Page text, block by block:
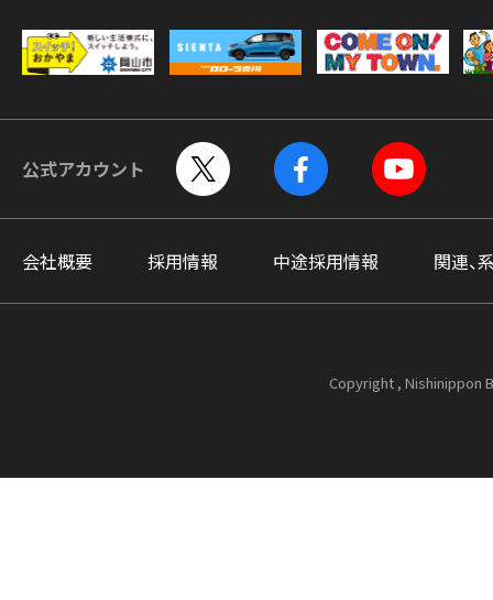
公式アカウント
会社概要 採用情報 中途採用情報 関連、
Copyright , Nishinippon